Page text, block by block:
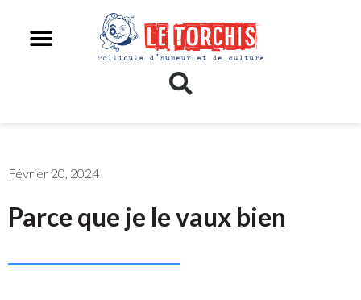
Février 20, 2024
Parce que je le vaux bien